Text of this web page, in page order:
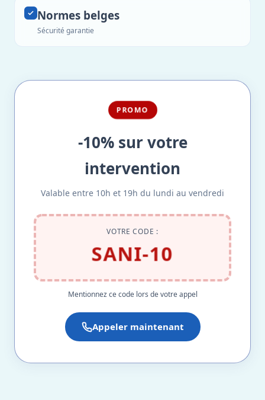
Normes belges
Sécurité garantie
PROMO
-10% sur votre
intervention
Valable entre 10h et 19h du lundi au vendredi
VOTRE CODE :
SANI-10
Mentionnez ce code lors de votre appel
Appeler maintenant